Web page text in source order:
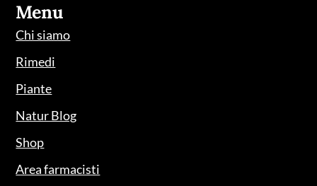
Menu
Chi siamo
Rimedi
Piante
Natur Blog
Shop
Area farmacisti